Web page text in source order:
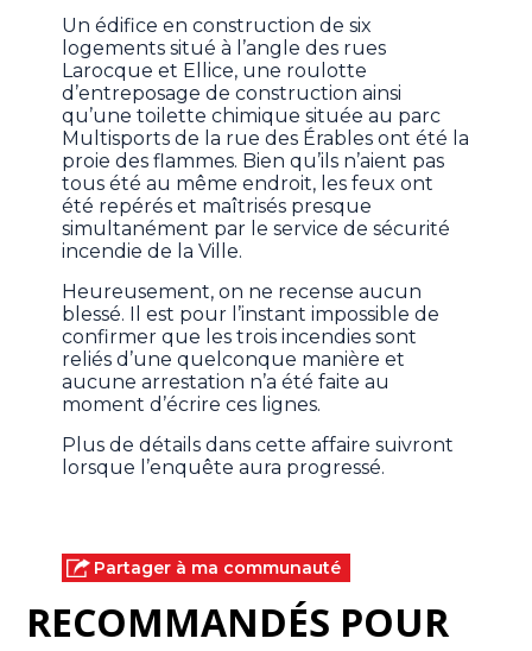
Un édifice en construction de six
logements situé à l’angle des rues
Larocque et Ellice, une roulotte
d’entreposage de construction ainsi
qu’une toilette chimique située au parc
Multisports de la rue des Érables ont été la
proie des flammes. Bien qu’ils n’aient pas
tous été au même endroit, les feux ont
été repérés et maîtrisés presque
simultanément par le service de sécurité
incendie de la Ville.
Heureusement, on ne recense aucun
blessé. Il est pour l’instant impossible de
confirmer que les trois incendies sont
reliés d’une quelconque manière et
aucune arrestation n’a été faite au
moment d’écrire ces lignes.
Plus de détails dans cette affaire suivront
lorsque l’enquête aura progressé.
Partager à ma communauté
RECOMMANDÉS POUR